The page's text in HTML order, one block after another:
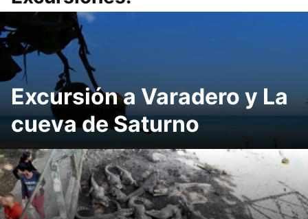
Excursión a Varadero y La
cueva de Saturno